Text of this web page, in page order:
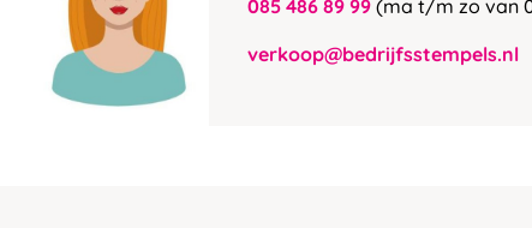
085 486 89 99 (ma t/m zo van
verkoop@bedrijfsstempels.nl